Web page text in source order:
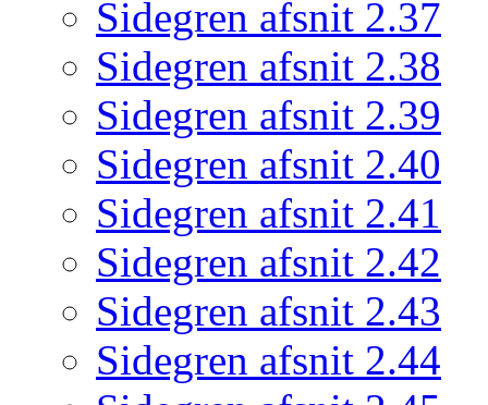
Sidegren afsnit 2.37
Sidegren afsnit 2.38
Sidegren afsnit 2.39
Sidegren afsnit 2.40
Sidegren afsnit 2.41
Sidegren afsnit 2.42
Sidegren afsnit 2.43
Sidegren afsnit 2.44